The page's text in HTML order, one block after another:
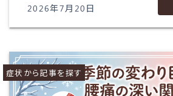
2026年7月20日
症状から記事を探す